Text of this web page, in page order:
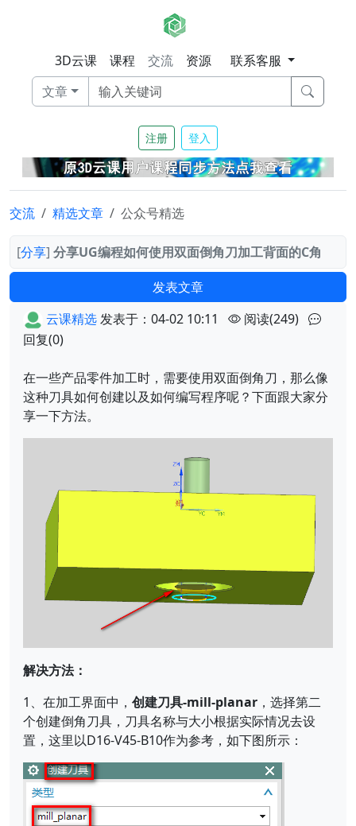
3D云课 课程 交流 资源
联系客服
文章
注册 登入
交流 精选文章 公众号精选
[分享] 分享UG编程如何使用双面倒角刀加工背面的C角
发表文章
云课精选发表于：04-02 10:11
阅读(249)
回复(0)
在一些产品零件加工时，需要使用双面倒角刀，那么像
这种刀具如何创建以及如何编写程序呢？下面跟大家分
享一下方法。
解决方法：
1、在加工界面中， 创建刀具-mill-planar ，选择第二
个创建倒角刀具，刀具名称与大小根据实际情况去设
置，这里以D16-V45-B10作为参考，如下图所示：